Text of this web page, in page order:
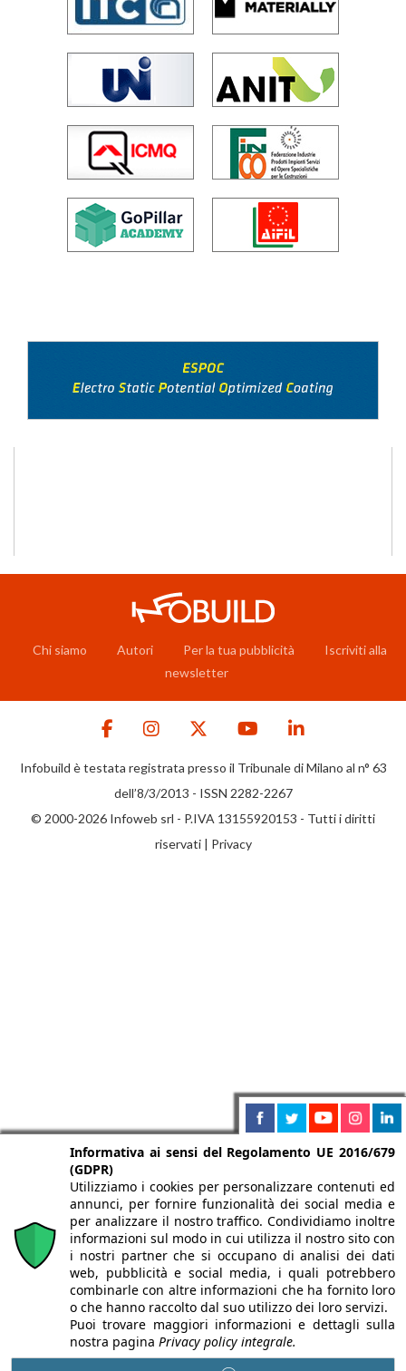
Chi siamo Autori Per la tua pubblicità
Iscriviti alla
newsletter
Infobuild è testata registrata presso il Tribunale di Milano al n° 63
dell’8/3/2013 - ISSN 2282-2267
© 2000-2026 Infoweb srl - P.IVA 13155920153 - Tutti i diritti
riservati | Privacy
Informativa ai sensi del Regolamento UE 2016/679
(GDPR)
Utilizziamo i cookies per personalizzare contenuti ed
annunci, per fornire funzionalità dei social media e
per analizzare il nostro traffico. Condividiamo inoltre
informazioni sul modo in cui utilizza il nostro sito con
i nostri partner che si occupano di analisi dei dati
web, pubblicità e social media, i quali potrebbero
combinarle con altre informazioni che ha fornito loro
o che hanno raccolto dal suo utilizzo dei loro servizi.
Puoi trovare maggiori informazioni e dettagli sulla
nostra pagina Privacy policy integrale.